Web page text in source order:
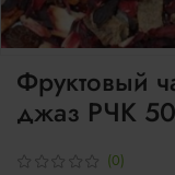
(0)
Фруктовый
джаз РЧК